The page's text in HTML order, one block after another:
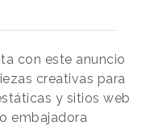
con este anuncio
creativas para
y sitios web
embajadora